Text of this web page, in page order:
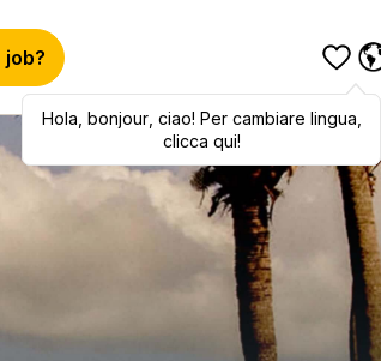
job?
Hola,bonjour,ciao! To switch
languages, click here!
Hola bonjour, ciao! Per cambiare lingua,
clicca qui!